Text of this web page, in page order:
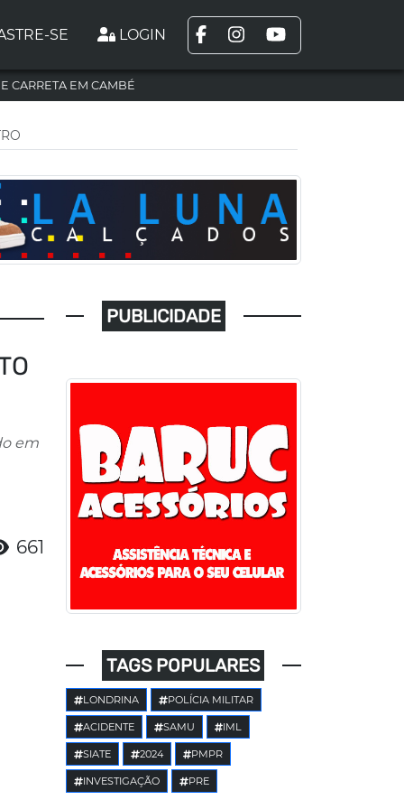
SE LOGIN
CARRETA EM CAMBÉ
em
661
PUBLICIDADE
TAGS POPULARES
LONDRINA POLÍCIA MILITAR
ACIDENTE SAMU IML
SIATE 2024 PMPR
INVESTIGAÇÃO PRE